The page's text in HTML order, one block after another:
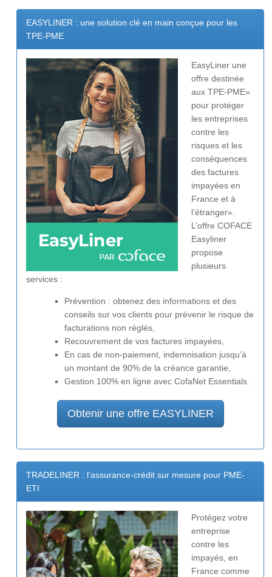
EASYLINER : une solution clé en main conçue pour les
TPE-PME
EasyLiner une
offre destinée
aux TPE-PME»
pour protéger
les entreprises
contre les
risques et les
conséquences
des factures
impayées en
France et à
l’étranger».
L’offre COFACE
Easyliner
propose
plusieurs
services :
Prévention : obtenez des informations et des
conseils sur vos clients pour prévenir le risque de
facturations non réglés,
Recouvrement de vos factures impayées,
En cas de non-paiement, indemnisation jusqu’à
un montant de 90% de la créance garantie,
Gestion 100% en ligne avec CofaNet Essentials.
Obtenir une offre EASYLINER
TRADELINER : l’assurance-crédit sur mesure pour PME-
ETI
Protégez votre
entreprise
contre les
impayés, en
France comme